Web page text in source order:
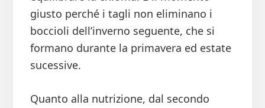
giusto perché i tagli non eliminano i
boccioli dell’inverno seguente, che si
formano durante la primavera ed estate
sucessive.
Quanto alla nutrizione, dal secondo